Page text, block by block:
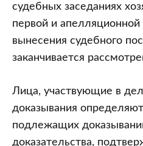
судебных заседаниях
первой и
вынесения судебного
заканчивается
Лица, участвующие в
доказывания
подлежащих
доказательства,